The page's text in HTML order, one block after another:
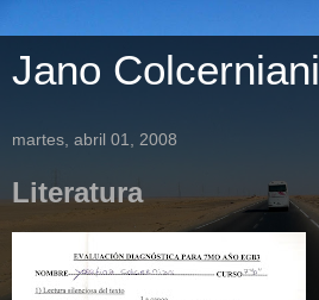
Jano Colcerniani
martes, abril 01, 2008
Literatura